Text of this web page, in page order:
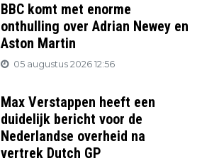
BBC komt met enorme
onthulling over Adrian Newey en
Aston Martin
05 augustus 2026 12:56
Max Verstappen heeft een
duidelijk bericht voor de
Nederlandse overheid na
vertrek Dutch GP